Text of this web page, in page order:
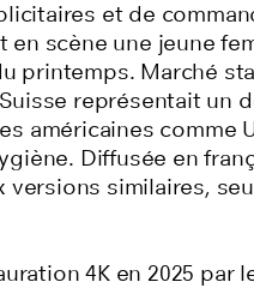
et de
en scène une jeune
printemps. Marché
représentait un
américaines comme
Diffusée en
similaires,
4K en 2025 par